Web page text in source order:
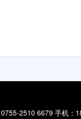
2510 6679 手机：